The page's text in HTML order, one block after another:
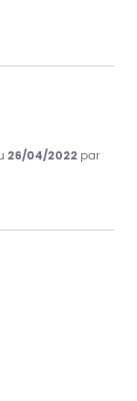
26/04/2022 par